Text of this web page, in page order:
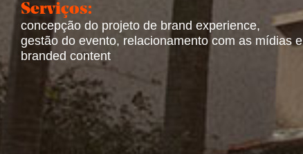
Serviços:
concepção do projeto de brand experience,
gestão do evento, relacionamento com as mídias e
branded content